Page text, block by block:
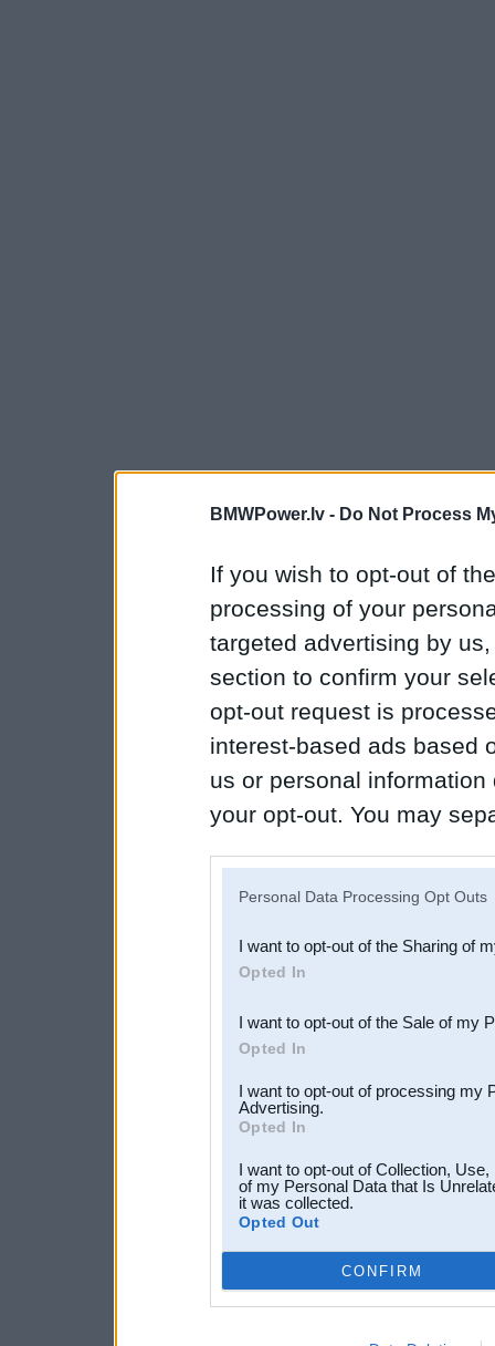
BMWPower.lv - Do Not Process
If you wish to opt-out of
processing of your
targeted advertising by
section to confirm your
opt-out request is
interest-based ads based
us or personal
your opt-out. You may
Downstream Participants
third parties.
Personal Data Processing Opt Outs
I want to opt-out of the Sharing of
Opted In
I want to opt-out of the Sale of my
Opted In
I want to opt-out of processing my
Advertising.
Opted In
I want to opt-out of Collection,
of my Personal Data that Is
it was collected.
Opted Out
CONFIRM